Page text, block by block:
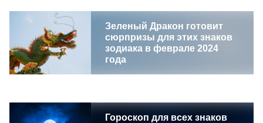
Зеленый Дракон готовит
сюрпризы для этих знаков
зодиака в феврале 2024
года
Гороскоп для всех знаков